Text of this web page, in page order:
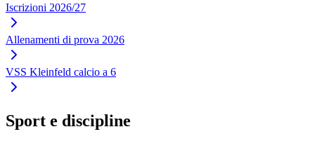
Iscrizioni 2026/27
Allenamenti di prova 2026
VSS Kleinfeld calcio a 6
Sport e discipline